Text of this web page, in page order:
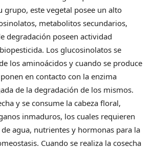
grupo, este vegetal posee un alto
metabolitos secundarios,
degradación poseen actividad
Los glucosinolatos se
los aminoácidos y cuando se produce
en contacto con la enzima
de la degradación de los mismos.
y se consume la cabeza floral,
inmaduros, los cuales requieren
agua, nutrientes y hormonas para la
Cuando se realiza la cosecha